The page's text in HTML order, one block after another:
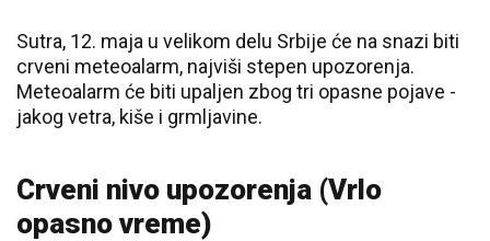
Sutra, 12. maja u velikom delu Srbije će na snazi biti
crveni meteoalarm, najviši stepen upozorenja.
Meteoalarm će biti upaljen zbog tri opasne pojave -
jakog vetra, kiše i grmljavine.
Crveni nivo upozorenja (Vrlo
opasno vreme)